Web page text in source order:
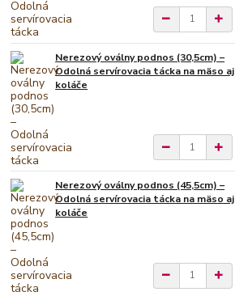
Nerezový oválny podnos (30,5cm) –
Odolná servírovacia tácka na mäso aj
koláče
Nerezový oválny podnos (45,5cm) –
Odolná servírovacia tácka na mäso aj
koláče